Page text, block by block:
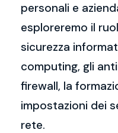
personali e
esploreremo il
sicurezza
computing, gli
firewall, la
impostazioni dei
rete.